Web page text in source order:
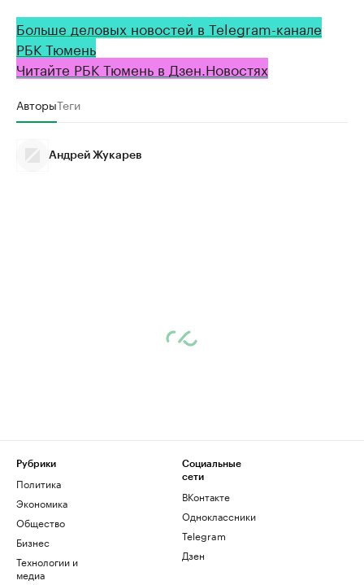
Больше деловых новостей в Telegram-канале
РБК Тюмень
Читайте РБК Тюмень в Дзен.Новостях
АвторыТеги
Андрей Жукарев
Рубрики
Политика
Экономика
Общество
Бизнес
Технологии и
медиа
Социальные
сети
ВКонтакте
Одноклассники
Telegram
Дзен